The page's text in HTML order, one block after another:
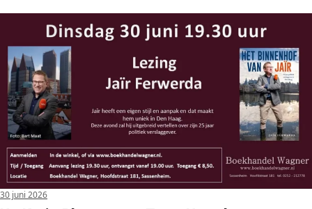
30 juni 2026